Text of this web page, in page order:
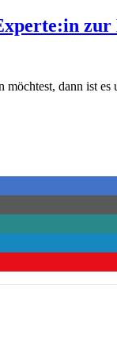
dann ist